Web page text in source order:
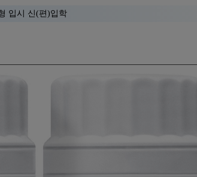
입시 신(편)입학